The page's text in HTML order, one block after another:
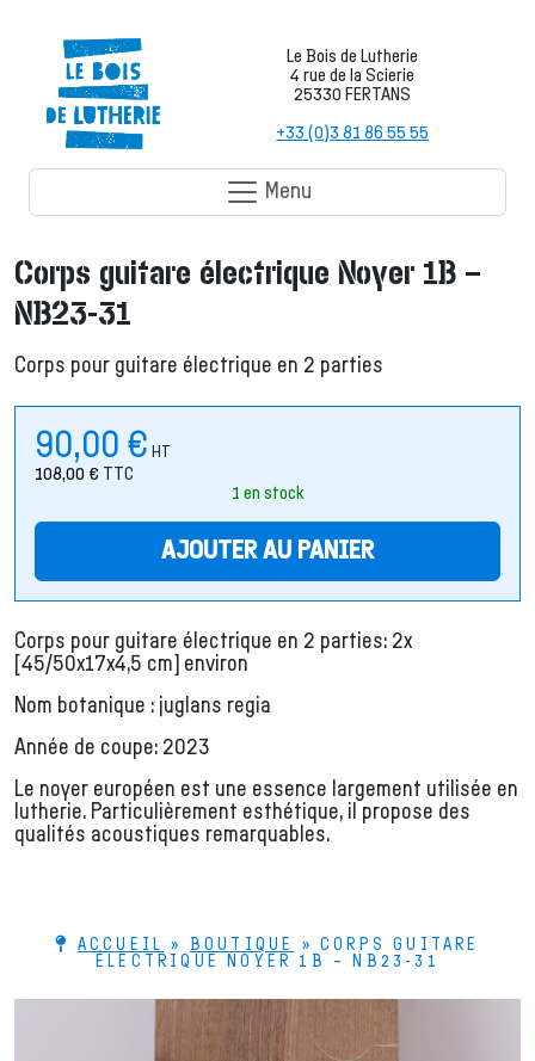
Le Bois de Lutherie
4 rue de la Scierie
25330 FERTANS
+33 (0)3 81 86 55 55
Menu
Corps guitare électrique Noyer 1B –
NB23-31
Corps pour guitare électrique en 2 parties
90,00 € HT
108,00 € TTC
1 en stock
AJOUTER AU PANIER
Corps pour guitare électrique en 2 parties: 2x
[45/50x17x4,5 cm] environ
Nom botanique : juglans regia
Année de coupe: 2023
Le noyer européen est une essence largement utilisée en
lutherie. Particulièrement esthétique, il propose des
qualités acoustiques remarquables.
ACCUEIL » BOUTIQUE »CORPS GUITARE
ÉLECTRIQUE NOYER 1B – NB23-31